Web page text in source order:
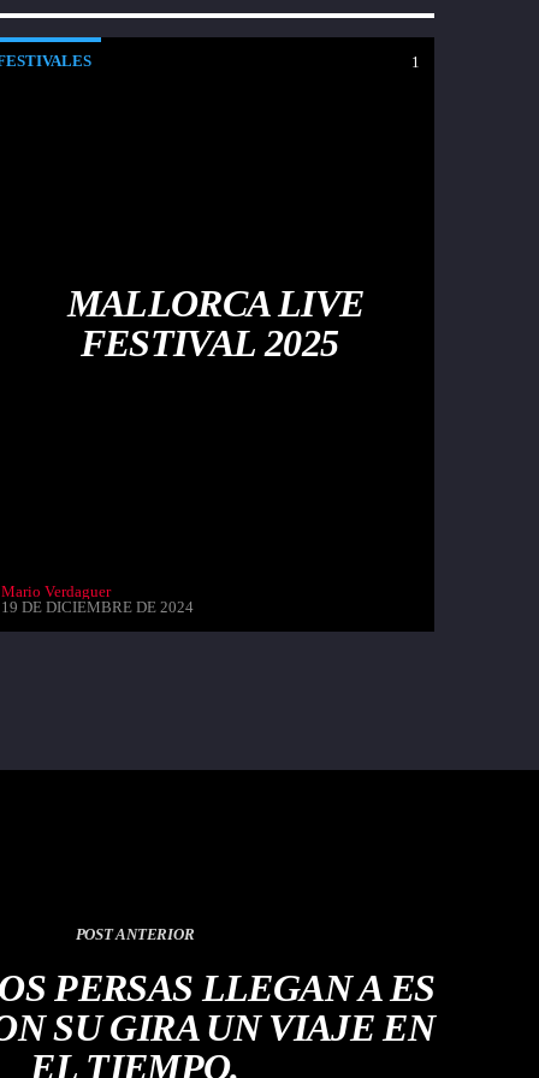
1
MALLORCA LIVE
FESTIVAL 2025
Mario Verdaguer
19 DE DICIEMBRE DE 2024
POST ANTERIOR
PERSAS LLEGAN A ES
SU GIRA UN VIAJE EN
EL TIEMPO.